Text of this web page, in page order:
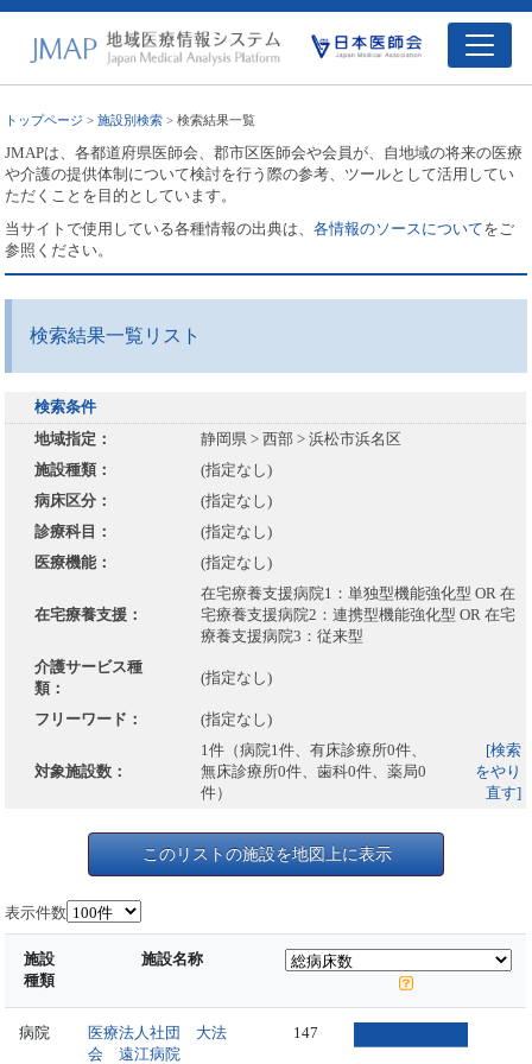
トップページ >施設別検索 > 検索結果一覧
JMAPは、各都道府県医師会、郡市区医師会や会員が、自地域の将来の医療
や介護の提供体制について検討を行う際の参考、ツールとして活用してい
ただくことを目的としています。
当サイトで使用している各種情報の出典は、各情報のソースについてをご
参照ください。
検索結果一覧リスト
検索条件
地域指定：
静岡県 > 西部 > 浜松市浜名区
施設種類：
(指定なし)
病床区分：
(指定なし)
診療科目：
(指定なし)
医療機能：
(指定なし)
在宅療養支援：
在宅療養支援病院1：単独型機能強化型 OR 在
宅療養支援病院2：連携型機能強化型 OR 在宅
療養支援病院3：従来型
介護サービス種
類：
(指定なし)
フリーワード： (指定なし)
対象施設数：
1件（病院1件、有床診療所0件、
無床診療所0件、歯科0件、薬局0
件）
[検索
をやり
直す]
このリストの施設を地図上に表示
表示件数
施設
種類
施設名称
病院
医療法人社団 大法
会 遠江病院
147